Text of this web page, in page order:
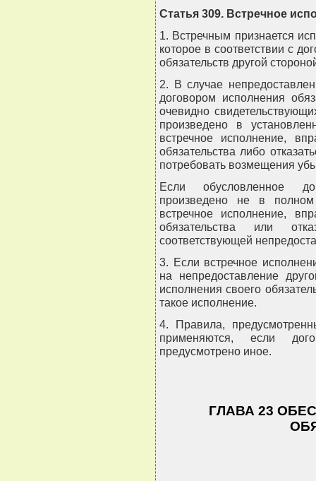
Статья 309. Встречное
1. Встречным признается
которое в соответствии с
обязательств другой
2. В случае
договором исполнения
очевидно
произведено в
встречное исполнение,
обязательства либо
потребовать возмещения
Если обусловленное
произведено не в
встречное исполнение,
обязательства или
соответствующей
3. Если встречное
на непредоставление
исполнения своего
такое исполнение.
4. Правила,
применяются, если
предусмотрено иное.
ГЛАВА 23